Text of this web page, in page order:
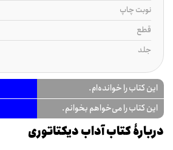
نوبت چاپ
قطع
جلد
این کتاب را خوانده‌ام.
این کتاب را می‌خواهم بخوانم.
دربارۀ کتاب آداب دیکتاتوری